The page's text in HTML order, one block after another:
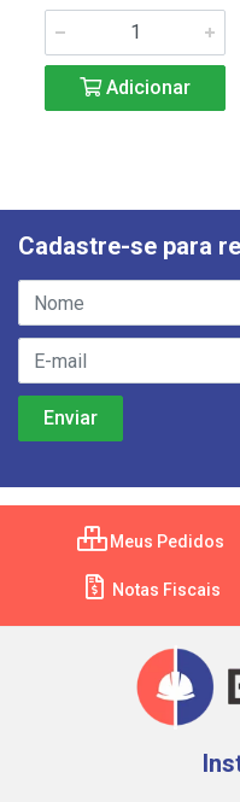
Adicionar
Cadastre-se para
Meus Pedidos
Notas Fiscais